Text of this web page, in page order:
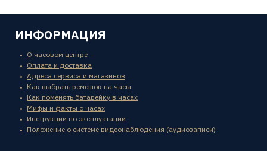
ИНФОРМАЦИЯ
О часовом центре
Оплата и доставка
Адреса сервиса и магазинов
Как выбрать ремешок на часы
Как поменять батарейку в часах
Мифы и факты о часах
Инструкции по эксплуатации
Положение о системе видеонаблюдения (аудиозаписи)